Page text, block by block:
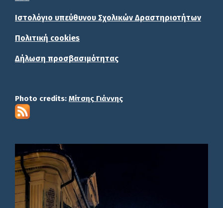
Ιστολόγιο υπεύθυνου Σχολικών Δραστηριοτήτων
Πολιτική cookies
Δήλωση προσβασιμότητας
Photo credits: Μίτσης Γιάννης